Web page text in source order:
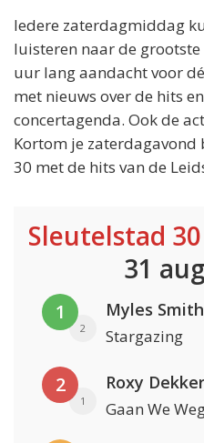
Iedere zaterdagmiddag
luisteren naar de
uur lang aandacht voor
met nieuws over de hits
concertagenda. Ook de
Kortom je
30 met de hits van de
Sleutelstad 30
31
1
2
Myles Smith
Stargazing
2
1
Roxy
Gaan We